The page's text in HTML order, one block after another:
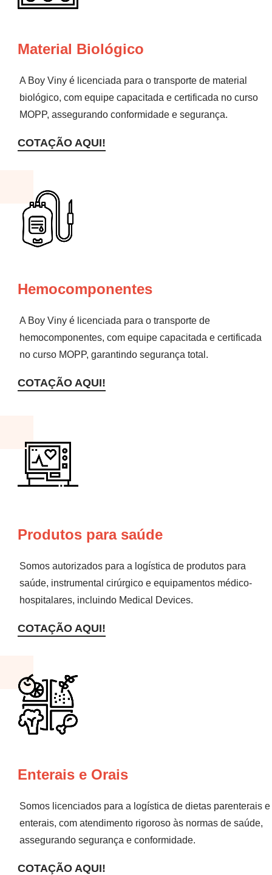
Material Biológico
A Boy Viny é licenciada para o transporte de material
biológico, com equipe capacitada e certificada no curso
MOPP, assegurando conformidade e segurança.
COTAÇÃO AQUI!
Hemocomponentes
A Boy Viny é licenciada para o transporte de
hemocomponentes, com equipe capacitada e certificada
no curso MOPP, garantindo segurança total.
COTAÇÃO AQUI!
Produtos para saúde
Somos autorizados para a logística de produtos para
saúde, instrumental cirúrgico e equipamentos médico-
hospitalares, incluindo Medical Devices.
COTAÇÃO AQUI!
Enterais e Orais
Somos licenciados para a logística de dietas parenterais e
enterais, com atendimento rigoroso às normas de saúde,
assegurando segurança e conformidade.
COTAÇÃO AQUI!